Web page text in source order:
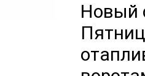
Новый